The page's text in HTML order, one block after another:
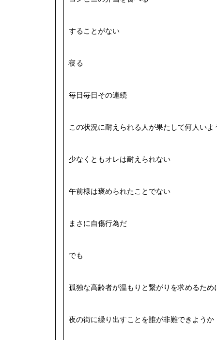
することがない
寝る
毎日毎日その連続
この状況に耐えられる人が果たして何人いよ
少なくともオレは耐えられない
午前様は褒められたことでない
まさに自傷行為だ
でも
孤独な高齢者が温もりと繋がりを求めるため
夜の街に繰り出すことを誰が非難できようか